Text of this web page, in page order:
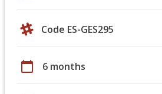
Code ES-GES295
calendar_today 6 months